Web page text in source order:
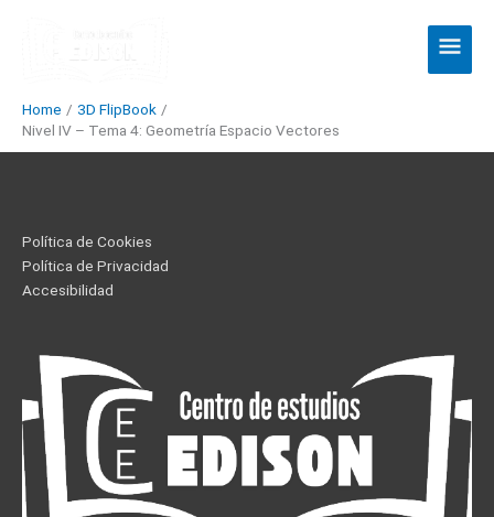
Main
Menu
Home
3D FlipBook
Nivel IV – Tema 4: Geometría Espacio Vectores
Política de Cookies
Política de Privacidad
Accesibilidad